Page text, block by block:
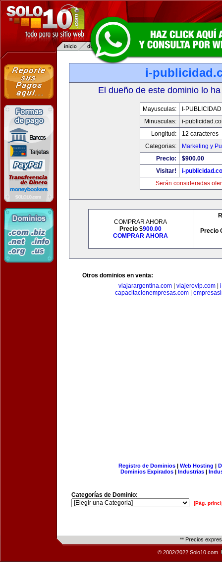
i-
El dueño de este dominio lo
Mayusculas:
I-
Minusculas:
i-
Longitud:
12 caracteres
Categorias:
Marketing y
Precio:
$900.00
Visitar!
i-
Serán consideradas
COMPRAR AHORA
Precio $900.00
COMPRAR AHORA
Precio
Otros dominios en venta:
viajarargentina.com| viajerovip.com|
capacitacionempresas.com
Registro de Dominios| Web Hosting |
Dominios Expirados | Industrias |
Categorías de Dominio:
[Pág.
** Precios
© 2002/2022 Solo10.com